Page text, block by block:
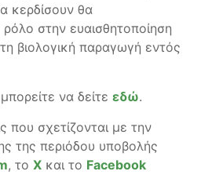
κερδίσουν θα
στην ευαισθητοποίηση
βιολογική παραγωγή εντός
να δείτεεδώ.
που σχετίζονται με την
της περιόδου υποβολής
, τοX και το Facebook